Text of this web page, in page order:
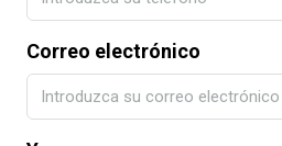
Correo electrónico